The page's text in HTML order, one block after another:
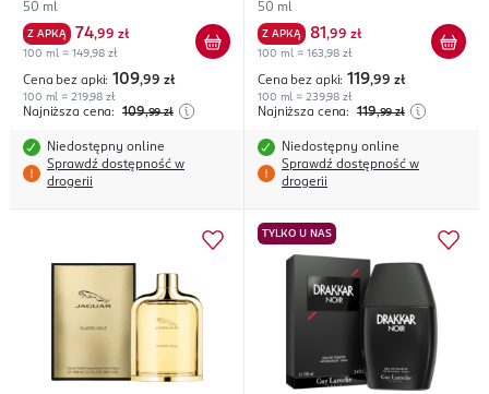
50 ml
Z APKĄ 74,99 zł
100 ml = 149,98 zł
Cena bez apki: 109,99 zł
100 ml = 219,98 zł
Najniższa cena: 109,99 zł
Niedostępny online
Sprawdź dostępność w
drogerii
50 ml
Z APKĄ 81 ,99 zł
100 ml = 163,98 zł
Cena bez apki: 119,99 zł
100 ml = 239,98 zł
Najniższa cena: 119,99 zł
Niedostępny online
Sprawdź dostępność w
drogerii
TYLKO U NAS